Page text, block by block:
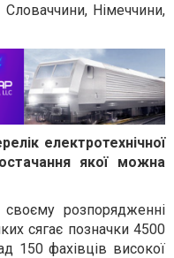
Словаччини, Німеччини,
електротехнічної
якої можна
розпорядженні
сягає позначки 4500
150 фахівців високої